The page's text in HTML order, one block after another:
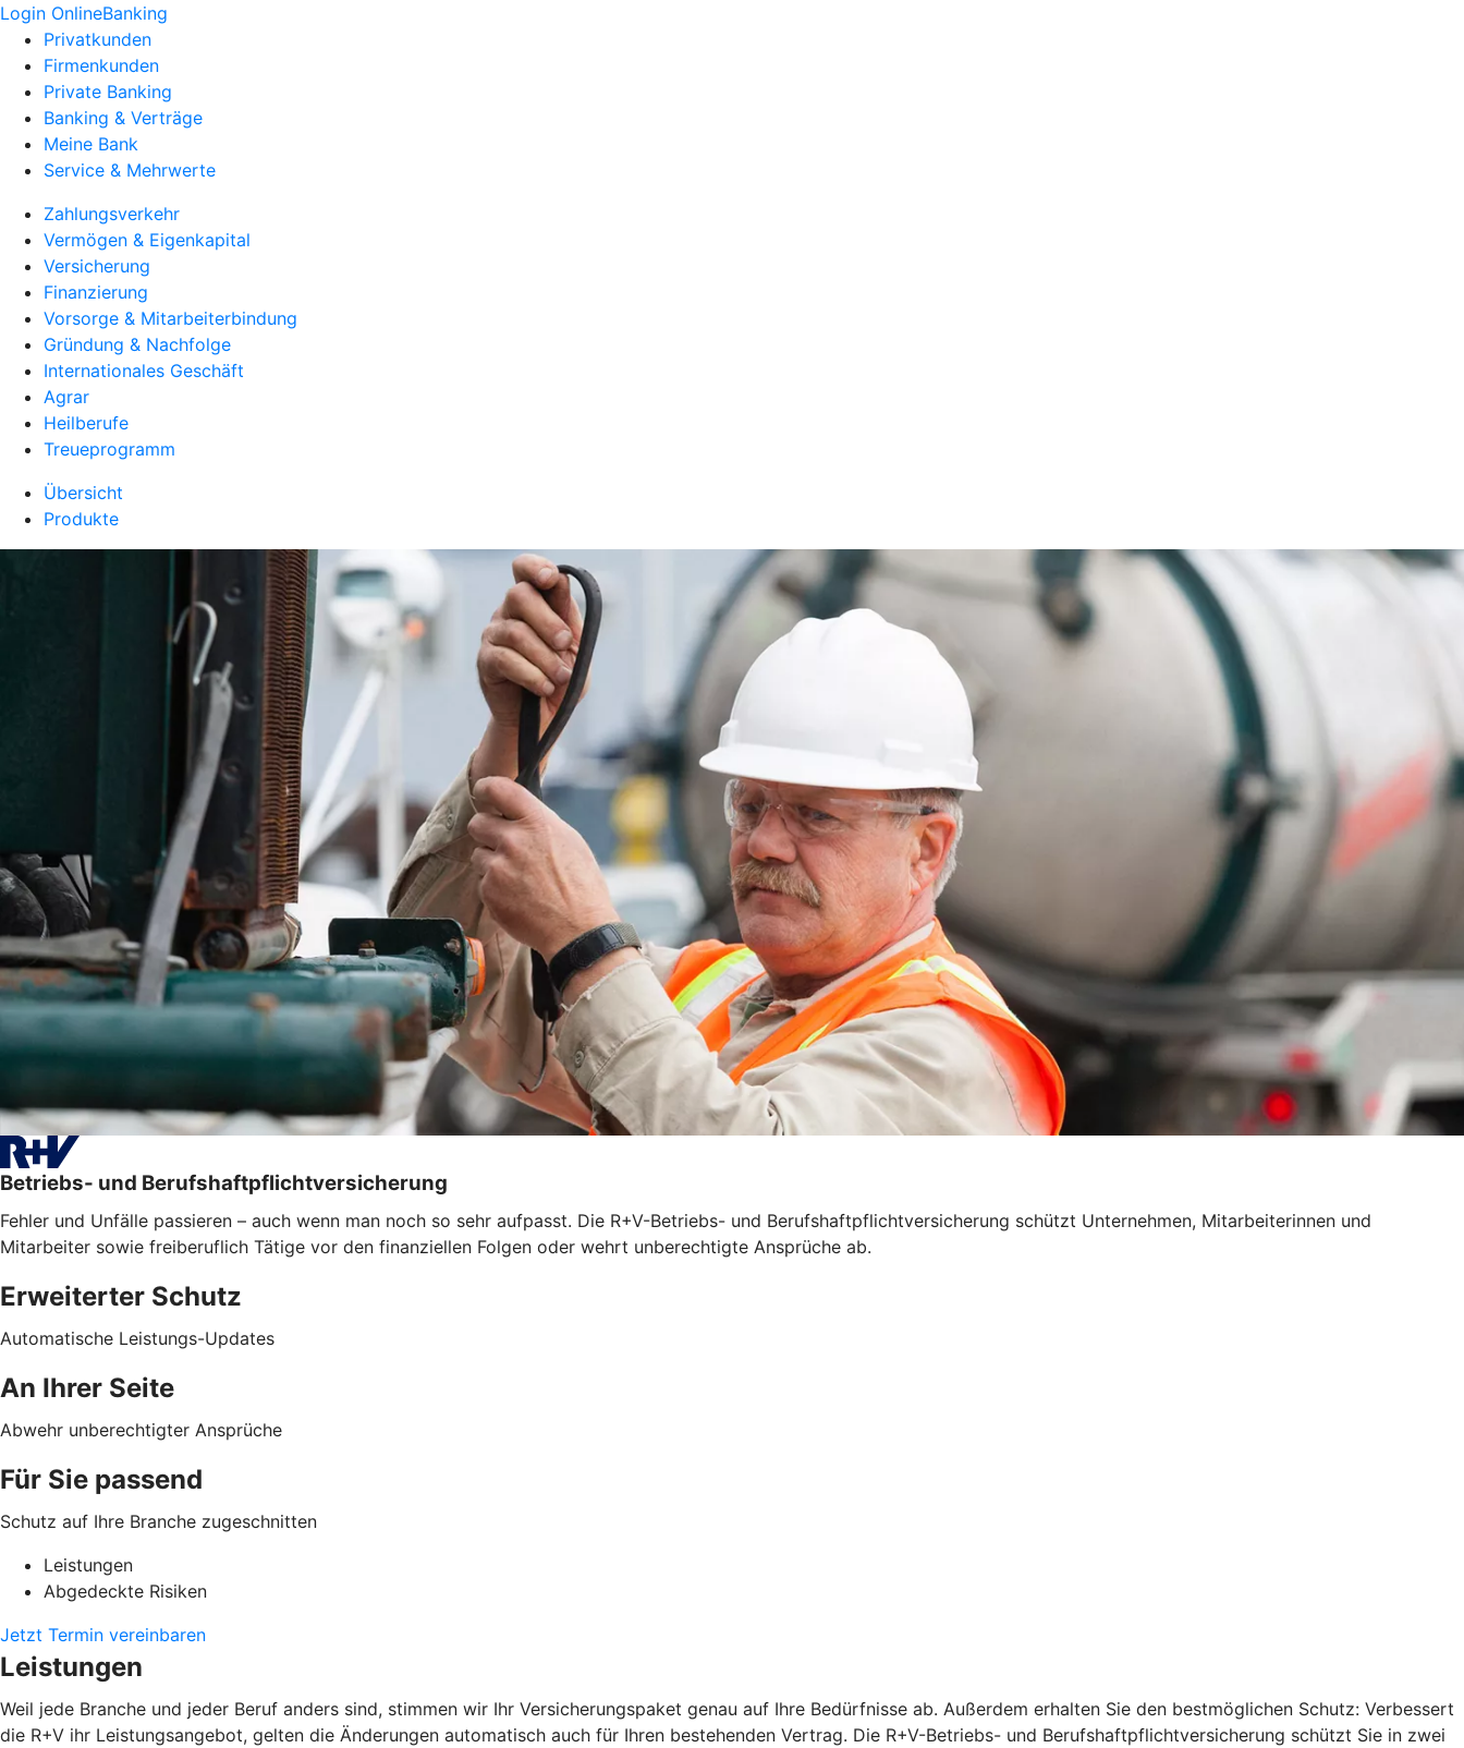
Login OnlineBanking
Privatkunden
Firmenkunden
Private Banking
Banking & Verträge
Meine Bank
Service & Mehrwerte
Zahlungsverkehr
Vermögen & Eigenkapital
Versicherung
Finanzierung
Vorsorge & Mitarbeiterbindung
Gründung & Nachfolge
Internationales Geschäft
Agrar
Heilberufe
Treueprogramm
Übersicht
Produkte
Betriebs- und Berufshaftpflichtversicherung
Fehler und Unfälle passieren – auch wenn man noch so sehr aufpasst. Die R+V-Betriebs- und Berufshaftpflichtversicherung schützt Unternehmen, Mitarbeiterinnen und
Mitarbeiter sowie freiberuflich Tätige vor den finanziellen Folgen oder wehrt unberechtigte Ansprüche ab.
Erweiterter Schutz
Automatische Leistungs-Updates
An Ihrer Seite
Abwehr unberechtigter Ansprüche
Für Sie passend
Schutz auf Ihre Branche zugeschnitten
Leistungen
Abgedeckte Risiken
Jetzt Termin vereinbaren
Leistungen
Weil jede Branche und jeder Beruf anders sind, stimmen wir Ihr Versicherungspaket genau auf Ihre Bedürfnisse ab. Außerdem erhalten Sie den bestmöglichen Schutz: Verbessert
die R+V ihr Leistungsangebot, gelten die Änderungen automatisch auch für Ihren bestehenden Vertrag. Die R+V-Betriebs- und Berufshaftpflichtversicherung schützt Sie in zwei